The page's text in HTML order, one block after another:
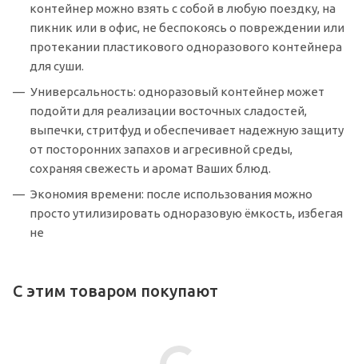
контейнер можно взять с собой в любую поездку, на
пикник или в офис, не беспокоясь о повреждении или
протекании пластикового одноразового контейнера
для суши.
Универсальность: одноразовый контейнер может
подойти для реализации восточных сладостей,
выпечки, стритфуд и обеспечивает надежную защиту
от посторонних запахов и агресивной среды,
сохраняя свежесть и аромат Ваших блюд.
Экономия времени: после использования можно
просто утилизировать одноразовую ёмкость, избегая
не
С этим товаром покупают